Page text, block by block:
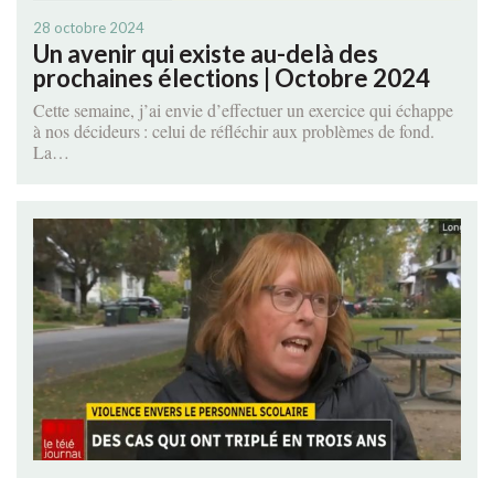
28 octobre 2024
Un avenir qui existe au-delà des
prochaines élections | Octobre 2024
Cette semaine, j’ai envie d’effectuer un exercice qui échappe
à nos décideurs : celui de réfléchir aux problèmes de fond.
La…